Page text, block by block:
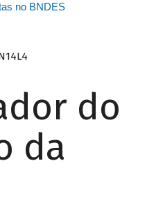
no BNDES
do
da